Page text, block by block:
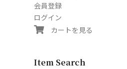
会員登録
ログイン
カートを見る
Item Search